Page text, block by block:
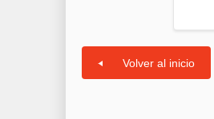
Volver al inicio